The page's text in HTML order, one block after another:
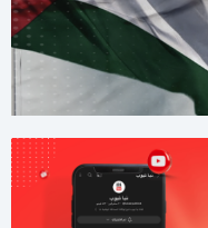
ويجب إلزام "إسرائيل"
في غزة تمهيدًا لوقف